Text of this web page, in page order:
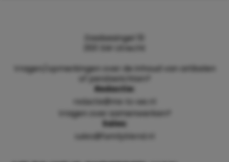
Daalsesingel 51
3511 SW Utrecht
Vragen/opmerkingen over de inhoud van artikelen
of persberichten?
Redactie:
redactie@me-to-we.nl
Vragen over samenwerken?
Sales:
sales@familyblend.nl